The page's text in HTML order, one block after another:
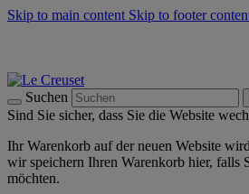
Skip to main content Skip to footer
Suchen
Sind Sie sicher, dass Sie die Website
Ihr Warenkorb auf der neuen Website
wir speichern Ihren Warenkorb hier, falls
möchten.